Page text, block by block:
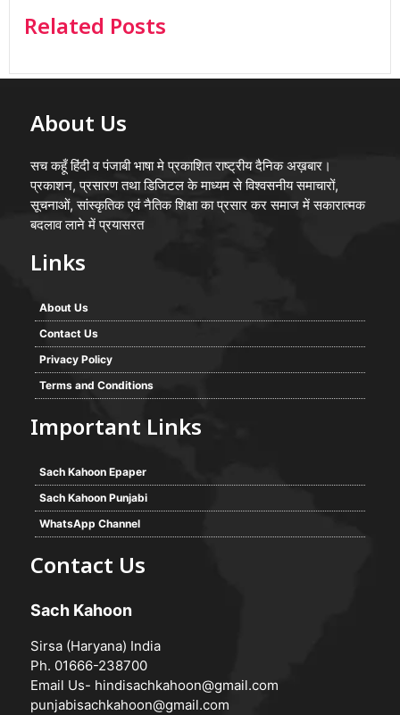
Related Posts
About Us
सच कहूँ हिंदी व पंजाबी भाषा मे प्रकाशित राष्ट्रीय दैनिक अख़बार।
प्रकाशन, प्रसारण तथा डिजिटल के माध्यम से विश्वसनीय समाचारों,
सूचनाओं, सांस्कृतिक एवं नैतिक शिक्षा का प्रसार कर समाज में सकारात्मक
बदलाव लाने में प्रयासरत
Links
About Us
Contact Us
Privacy Policy
Terms and Conditions
Important Links
Sach Kahoon Epaper
Sach Kahoon Punjabi
WhatsApp Channel
Contact Us
Sach Kahoon
Sirsa (Haryana) India
Ph. 01666-238700
Email Us- hindisachkahoon@gmail.com
punjabisachkahoon@gmail.com